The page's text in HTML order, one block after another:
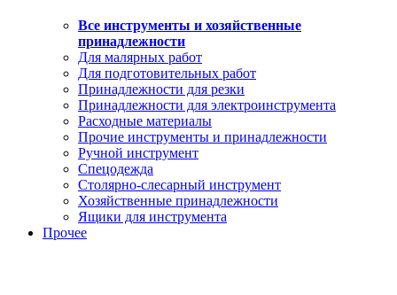
Все инструменты и хозяйственные
принадлежности
Для малярных работ
Для подготовительных работ
Принадлежности для резки
Принадлежности для электроинструмента
Расходные материалы
Прочие инструменты и принадлежности
Ручной инструмент
Спецодежда
Столярно-слесарный инструмент
Хозяйственные принадлежности
Ящики для инструмента
Прочее